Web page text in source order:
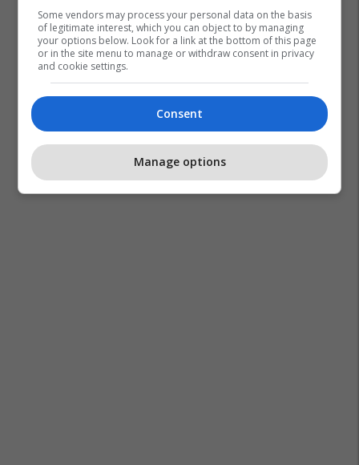
Some vendors may process your personal data on the basis
of legitimate interest, which you can object to by managing
your options below. Look for a link at the bottom of this page
or in the site menu to manage or withdraw consent in privacy
and cookie settings.
Consent
Manage options